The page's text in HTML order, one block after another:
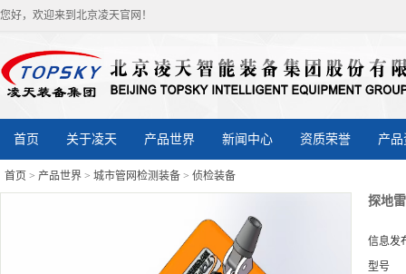
您好，欢迎来到北京凌天官网！
首页 关于凌天 产品世界 新闻中心 资质荣誉 产
首页 > 产品世界 > 城市管网检测装备 > 侦检装备
探地
信息发
型号